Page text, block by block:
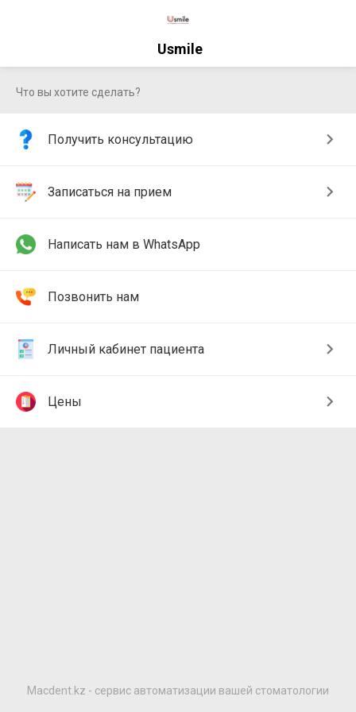
Usmile
Что вы хотите сделать?
Получить консультацию
Записаться на прием
Написать нам в WhatsApp
Позвонить нам
Личный кабинет пациента
Цены
Macdent.kz - сервис автоматизации вашей стоматологии